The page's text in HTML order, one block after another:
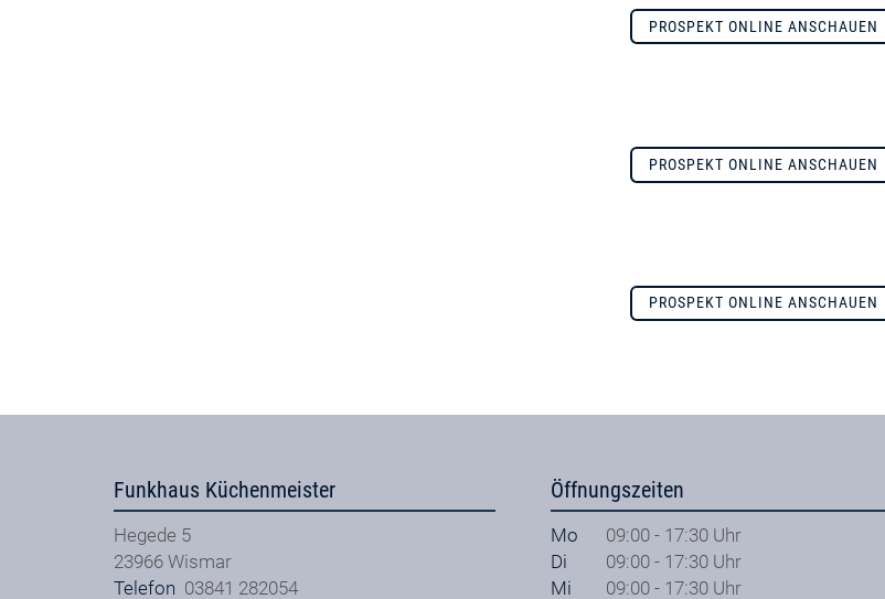
PROSPEKT ONLINE ANSCHAUEN
PROSPEKT ONLINE ANSCHAUEN
PROSPEKT ONLINE ANSCHAUEN
Funkhaus Küchenmeister
Hegede 5
23966 Wismar
Telefon 03841 282054
Öffnungszeiten
Mo
09:00 - 17:30 Uhr
Di
09:00 - 17:30 Uhr
Mi
09:00 - 17:30 Uhr